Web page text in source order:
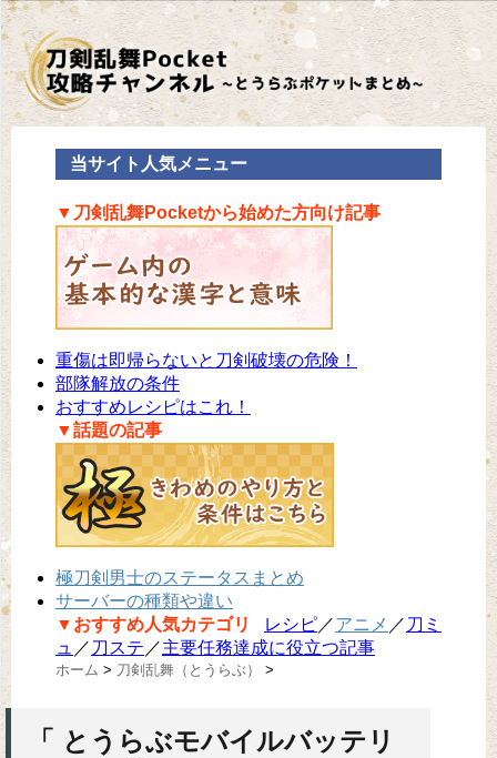
当サイト人気メニュー
▼刀剣乱舞Pocketから始めた方向け記事
重傷は即帰らないと刀剣破壊の危険！
部隊解放の条件
おすすめレシピはこれ！
▼話題の記事
極刀剣男士のステータスまとめ
サーバーの種類や違い
▼おすすめ人気カテゴリ
レシピ／アニメ ／ 刀ミ
ュ ／ 刀ステ ／主要任務達成に役立つ記事
ホーム > 刀剣乱舞（とうらぶ） >
「 とうらぶモバイルバッテリ